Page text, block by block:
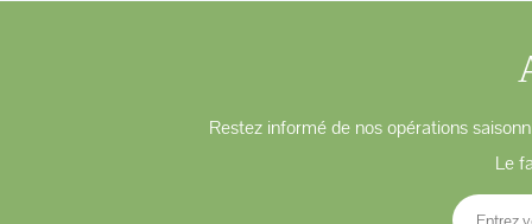
Restez informé de nos opérations
Le